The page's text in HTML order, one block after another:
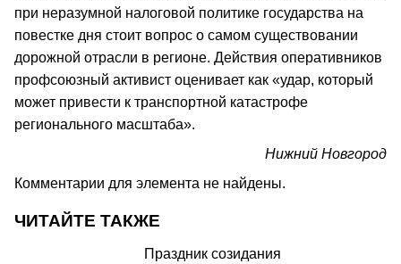
при неразумной налоговой политике государства на
повестке дня стоит вопрос о самом существовании
дорожной отрасли в регионе. Действия оперативников
профсоюзный активист оценивает как «удар, который
может привести к транспортной катастрофе
регионального масштаба».
Нижний Новгород
Комментарии для элемента не найдены.
ЧИТАЙТЕ ТАКЖЕ
Праздник созидания